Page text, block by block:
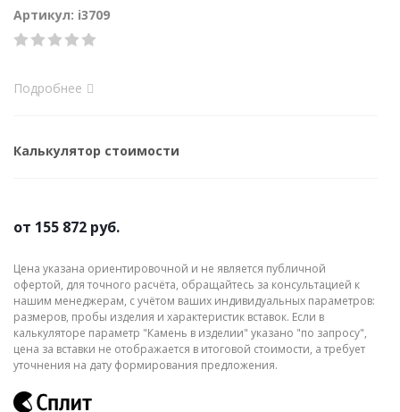
Артикул: i3709
Подробнее
Калькулятор стоимости
от 155 872 руб.
Цена указана ориентировочной и не является публичной
офертой, для точного расчёта, обращайтесь за консультацией к
нашим менеджерам, с учётом ваших индивидуальных параметров:
размеров, пробы изделия и характеристик вставок. Если в
калькуляторе параметр "Камень в изделии" указано "по запросу",
цена за вставки не отображается в итоговой стоимости, а требует
уточнения на дату формирования предложения.